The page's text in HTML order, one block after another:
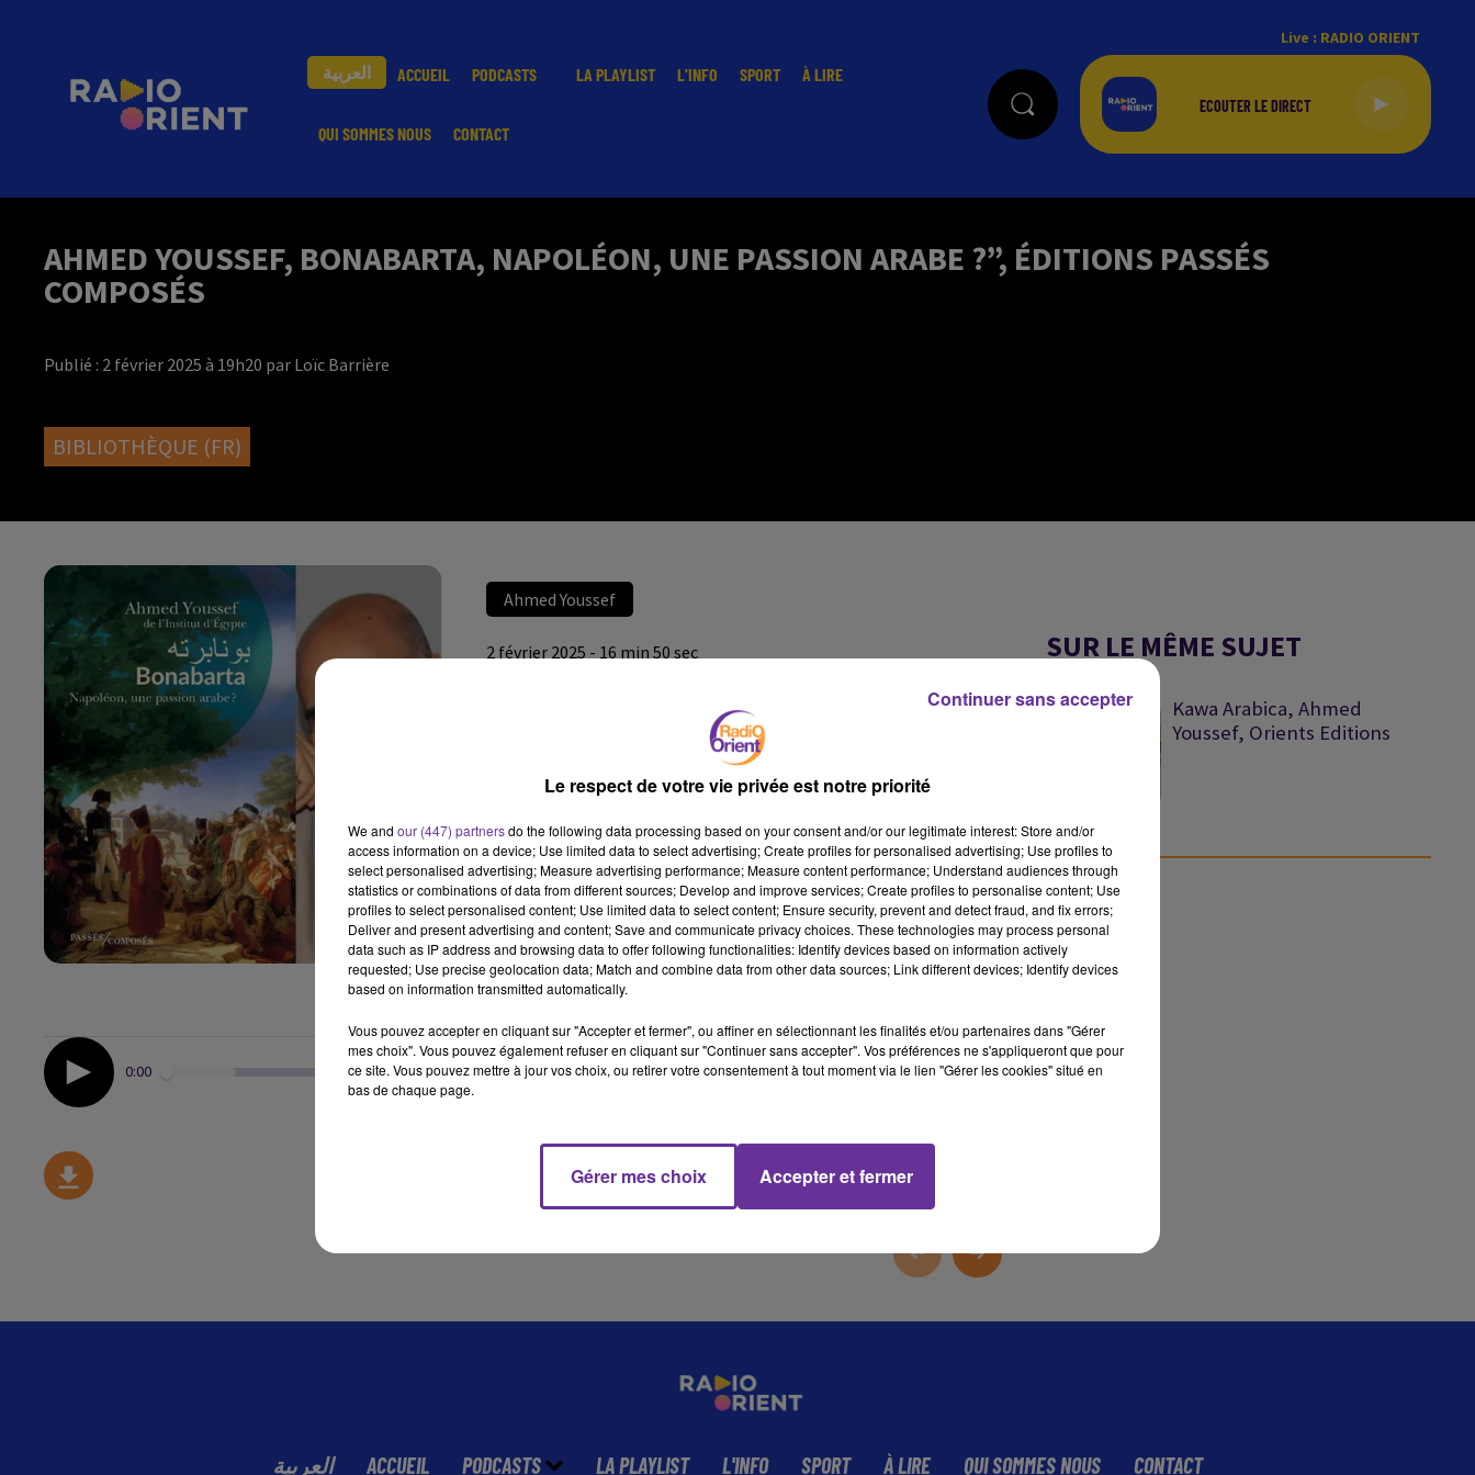
العربية ACCUEIL PODCASTS LA PLAYLIST L'INFO SPORT À LIRE
QUI SOMMES NOUS CONTACT
Live : RADIO ORIENT
AHMED YOUSSEF, BONABARTA, NAPOLÉON, UNE PASSION ARABE ?”, ÉDITIONS PASSÉS
COMPOSÉS
Publié : 2 février 2025 à 19h20 par Loïc Barrière
BIBLIOTHÈQUE (FR)
Ahmed Youssef
2 février 2025 - 16 min 50 sec
PASSION ARABE ?”, ÉDITIONS PASSÉS COMPOSÉS
La Bibliothèque de Radio Orient du samedi 1er février 2025
L’invité de la Bibliothèque de Radio Orient est l’écrivain
Ahmed Youssef, membre de l’Institut d’Egypte, pour
“Bonabarta, Napoléon, une passion arabe ?”, aux éditions
Passés Composés
SAMEDI 1er février 2025
0:00 16 min 50 sec
SUR LE MÊME SUJET
Kawa Arabica, Ahmed
Youssef, Orients Editions
العربية ACCUEIL PODCASTS LA PLAYLIST L'INFO SPORT À LIRE QUI SOMMES NOUS CONTACT
Le respect de votre vie privée est notre priorité
We and our (447) partnersdo the following data processing based on your consent and/or our legitimate interest: Store and/or
access information on a device; Use limited data to select advertising; Create profiles for personalised advertising; Use profiles to
select personalised advertising; Measure advertising performance; Measure content performance; Understand audiences through
statistics or combinations of data from different sources; Develop and improve services; Create profiles to personalise content; Use
profiles to select personalised content; Use limited data to select content; Ensure security, prevent and detect fraud, and fix errors;
Deliver and present advertising and content; Save and communicate privacy choices. These technologies may process personal
data such as IP address and browsing data to offer following functionalities: Identify devices based on information actively
requested; Use precise geolocation data; Match and combine data from other data sources; Link different devices; Identify devices
based on information transmitted automatically.
Vous pouvez accepter en cliquant sur "Accepter et fermer", ou affiner en sélectionnant les finalités et/ou partenaires dans "Gérer
mes choix". Vous pouvez également refuser en cliquant sur "Continuer sans accepter". Vos préférences ne s'appliqueront que pour
ce site. Vous pouvez mettre à jour vos choix, ou retirer votre consentement à tout moment via le lien "Gérer les cookies" situé en
bas de chaque page.
Gérer mes choix Accepter et fermer
Continuer sans accepter